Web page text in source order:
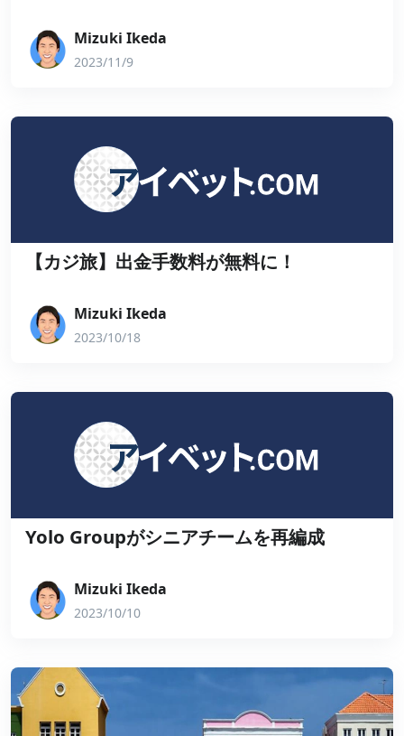
Mizuki Ikeda
2023/11/9
【カジ旅】出金手数料が無料に！
Mizuki Ikeda
2023/10/18
Yolo Groupがシニアチームを再編成
Mizuki Ikeda
2023/10/10